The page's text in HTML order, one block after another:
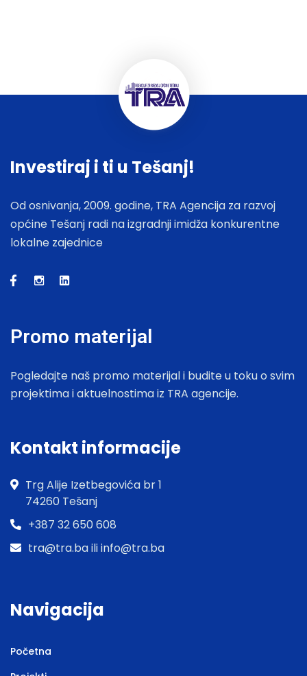
Investiraj i ti u Tešanj!
Od osnivanja, 2009. godine, TRA Agencija za razvoj
općine Tešanj radi na izgradnji imidža konkurentne
lokalne zajednice
Promo materijal
Pogledajte naš promo materijal i budite u toku o svim
projektima i aktuelnostima iz TRA agencije.
Kontakt informacije
Trg Alije Izetbegovića br 1
74260 Tešanj
+387 32 650 608
tra@tra.ba ili info@tra.ba
Navigacija
Početna